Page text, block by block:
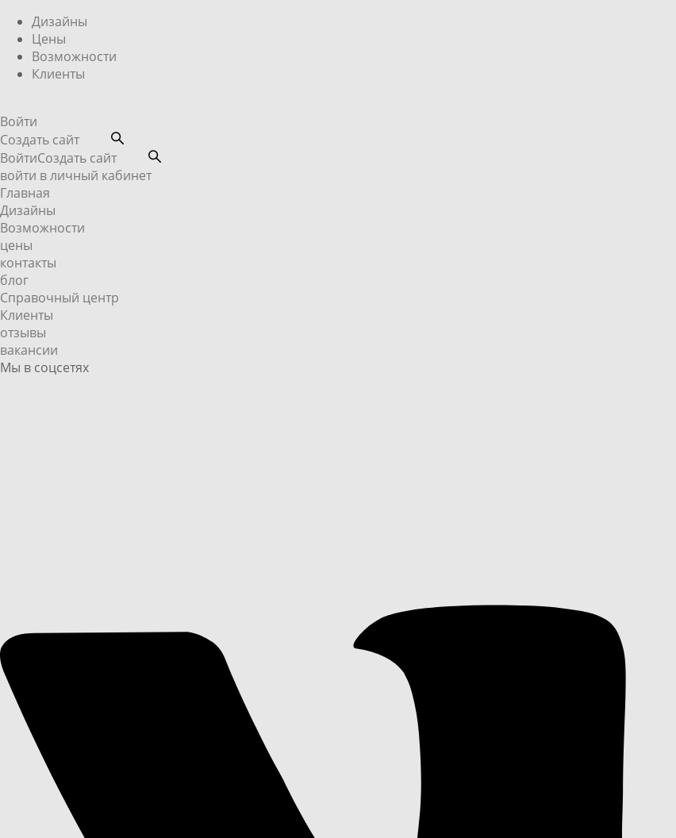
Дизайны
Цены
Возможности
Клиенты
Войти
Создать сайт
ВойтиСоздать сайт
войти в личный кабинет
Главная
Дизайны
Возможности
цены
контакты
блог
Справочный центр
Клиенты
отзывы
вакансии
Мы в соцсетях